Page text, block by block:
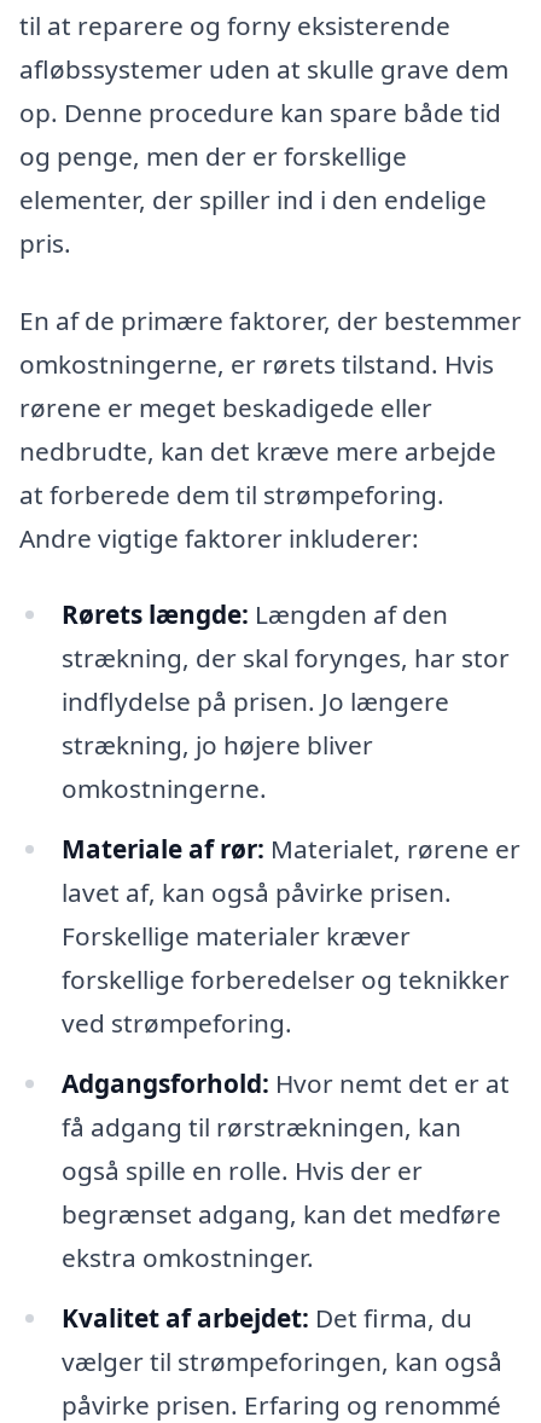
til at reparere og forny eksisterende
afløbssystemer uden at skulle grave dem
op. Denne procedure kan spare både tid
og penge, men der er forskellige
elementer, der spiller ind i den endelige
pris.
En af de primære faktorer, der bestemmer
omkostningerne, er rørets tilstand. Hvis
rørene er meget beskadigede eller
nedbrudte, kan det kræve mere arbejde
at forberede dem til strømpeforing.
Andre vigtige faktorer inkluderer:
Rørets længde: Længden af den
strækning, der skal forynges, har stor
indflydelse på prisen. Jo længere
strækning, jo højere bliver
omkostningerne.
Materiale af rør: Materialet, rørene er
lavet af, kan også påvirke prisen.
Forskellige materialer kræver
forskellige forberedelser og teknikker
ved strømpeforing.
Adgangsforhold: Hvor nemt det er at
få adgang til rørstrækningen, kan
også spille en rolle. Hvis der er
begrænset adgang, kan det medføre
ekstra omkostninger.
Kvalitet af arbejdet: Det firma, du
vælger til strømpeforingen, kan også
påvirke prisen. Erfaring og renommé